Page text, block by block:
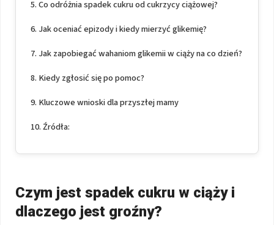
Co odróżnia spadek cukru od cukrzycy ciążowej?
Jak oceniać epizody i kiedy mierzyć glikemię?
Jak zapobiegać wahaniom glikemii w ciąży na co dzień?
Kiedy zgłosić się po pomoc?
Kluczowe wnioski dla przyszłej mamy
Źródła:
Czym jest spadek cukru w ciąży i
dlaczego jest groźny?